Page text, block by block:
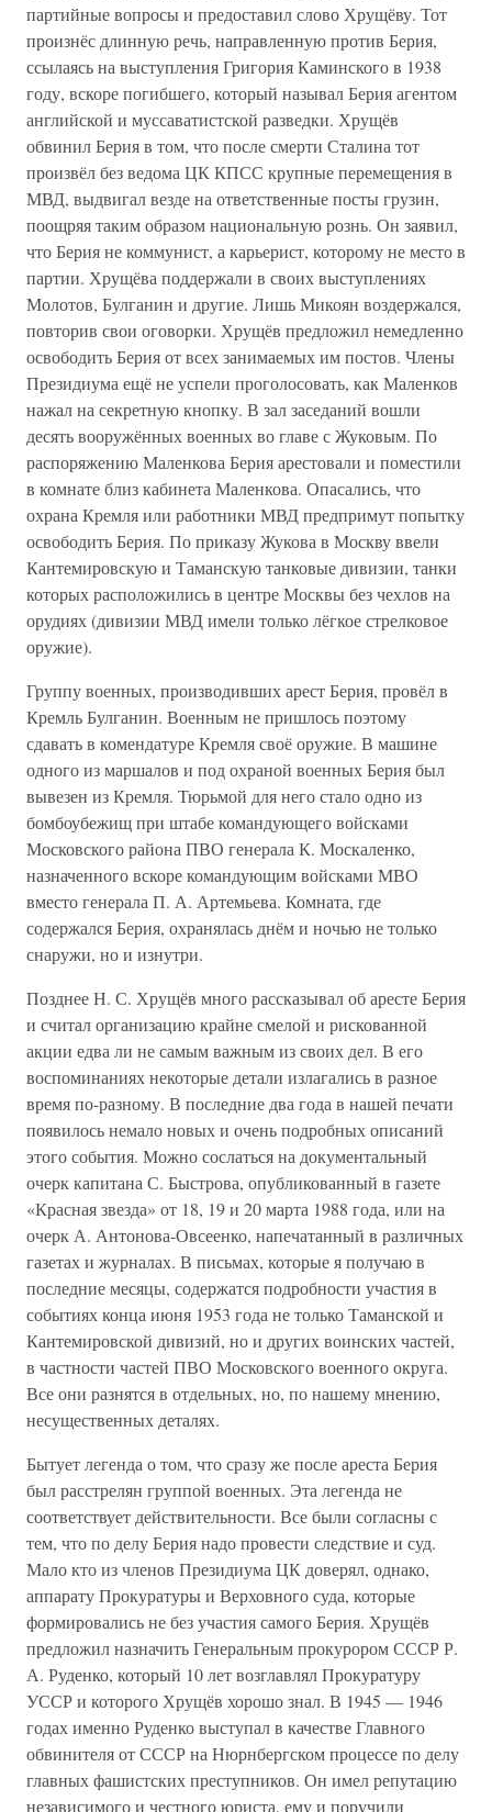
партийные вопросы и предоставил слово Хрущёву. Тот
произнёс длинную речь, направленную против Берия,
ссылаясь на выступления Григория Каминского в 1938
году, вскоре погибшего, который называл Берия агентом
английской и муссаватистской разведки. Хрущёв
обвинил Берия в том, что после смерти Сталина тот
произвёл без ведома ЦК КПСС крупные перемещения в
МВД, выдвигал везде на ответственные посты грузин,
поощряя таким образом национальную рознь. Он заявил,
что Берия не коммунист, а карьерист, которому не место в
партии. Хрущёва поддержали в своих выступлениях
Молотов, Булганин и другие. Лишь Микоян воздержался,
повторив свои оговорки. Хрущёв предложил немедленно
освободить Берия от всех занимаемых им постов. Члены
Президиума ещё не успели проголосовать, как Маленков
нажал на секретную кнопку. В зал заседаний вошли
десять вооружённых военных во главе с Жуковым. По
распоряжению Маленкова Берия арестовали и поместили
в комнате близ кабинета Маленкова. Опасались, что
охрана Кремля или работники МВД предпримут попытку
освободить Берия. По приказу Жукова в Москву ввели
Кантемировскую и Таманскую танковые дивизии, танки
которых расположились в центре Москвы без чехлов на
орудиях (дивизии МВД имели только лёгкое стрелковое
оружие).
Группу военных, производивших арест Берия, провёл в
Кремль Булганин. Военным не пришлось поэтому
сдавать в комендатуре Кремля своё оружие. В машине
одного из маршалов и под охраной военных Берия был
вывезен из Кремля. Тюрьмой для него стало одно из
бомбоубежищ при штабе командующего войсками
Московского района ПВО генерала К. Москаленко,
назначенного вскоре командующим войсками МВО
вместо генерала П. А. Артемьева. Комната, где
содержался Берия, охранялась днём и ночью не только
снаружи, но и изнутри.
Позднее Н. С. Хрущёв много рассказывал об аресте Берия
и считал организацию крайне смелой и рискованной
акции едва ли не самым важным из своих дел. В его
воспоминаниях некоторые детали излагались в разное
время по-разному. В последние два года в нашей печати
появилось немало новых и очень подробных описаний
этого события. Можно сослаться на документальный
очерк капитана С. Быстрова, опубликованный в газете
«Красная звезда» от 18, 19 и 20 марта 1988 года, или на
очерк А. Антонова-Овсеенко, напечатанный в различных
газетах и журналах. В письмах, которые я получаю в
последние месяцы, содержатся подробности участия в
событиях конца июня 1953 года не только Таманской и
Кантемировской дивизий, но и других воинских частей,
в частности частей ПВО Московского военного округа.
Все они разнятся в отдельных, но, по нашему мнению,
несущественных деталях.
Бытует легенда о том, что сразу же после ареста Берия
был расстрелян группой военных. Эта легенда не
соответствует действительности. Все были согласны с
тем, что по делу Берия надо провести следствие и суд.
Мало кто из членов Президиума ЦК доверял, однако,
аппарату Прокуратуры и Верховного суда, которые
формировались не без участия самого Берия. Хрущёв
предложил назначить Генеральным прокурором СССР Р.
А. Руденко, который 10 лет возглавлял Прокуратуру
УССР и которого Хрущёв хорошо знал. В 1945 — 1946
годах именно Руденко выступал в качестве Главного
обвинителя от СССР на Нюрнбергском процессе по делу
главных фашистских преступников. Он имел репутацию
независимого и честного юриста, ему и поручили